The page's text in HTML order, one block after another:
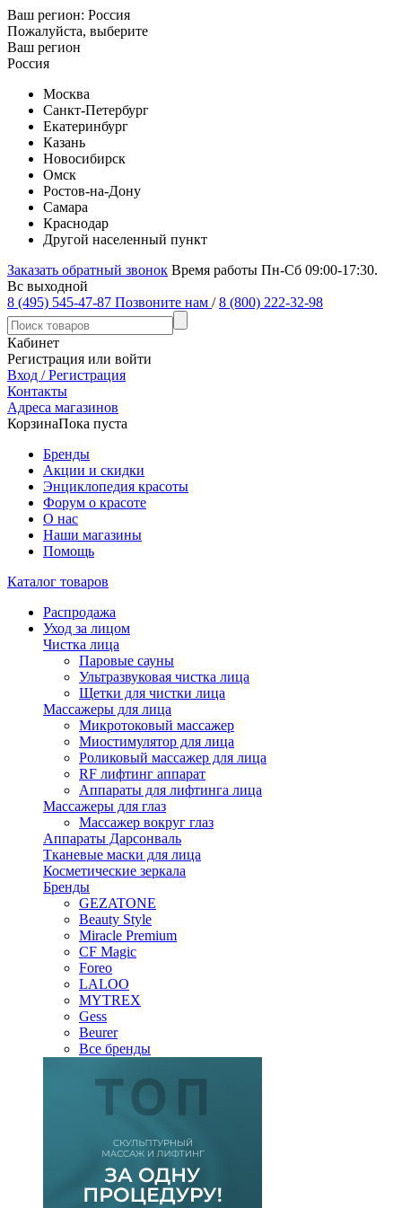
Ваш регион: Россия
Пожалуйста, выберите
Ваш регион
Россия
Москва
Санкт-Петербург
Екатеринбург
Казань
Новосибирск
Омск
Ростов-на-Дону
Самара
Краснодар
Другой населенный пункт
Заказать обратный звонок Время работы Пн-Сб 09:00-17:30.
Вс выходной
8 (495) 545-47-87 Позвоните нам / 8 (800) 222-32-98
Кабинет
Регистрация или войти
Вход / Регистрация
Контакты
Адреса магазинов
КорзинаПока пуста
Бренды
Акции и скидки
Энциклопедия красоты
Форум о красоте
О нас
Наши магазины
Помощь
Каталог товаров
Распродажа
Уход за лицом
Чистка лица
Паровые сауны
Ультразвуковая чистка лица
Щетки для чистки лица
Массажеры для лица
Микротоковый массажер
Миостимулятор для лица
Роликовый массажер для лица
RF лифтинг аппарат
Аппараты для лифтинга лица
Массажеры для глаз
Массажер вокруг глаз
Аппараты Дарсонваль
Тканевые маски для лица
Косметические зеркала
Бренды
GEZATONE
Beauty Style
Miracle Premium
CF Magic
Foreo
LALOO
MYTREX
Gess
Beurer
Все бренды